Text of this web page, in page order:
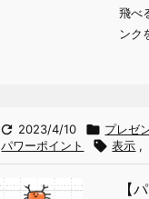
飛べ
ンク
 2023/4/10  プレゼ
パワーポイント
 表示 ,
【